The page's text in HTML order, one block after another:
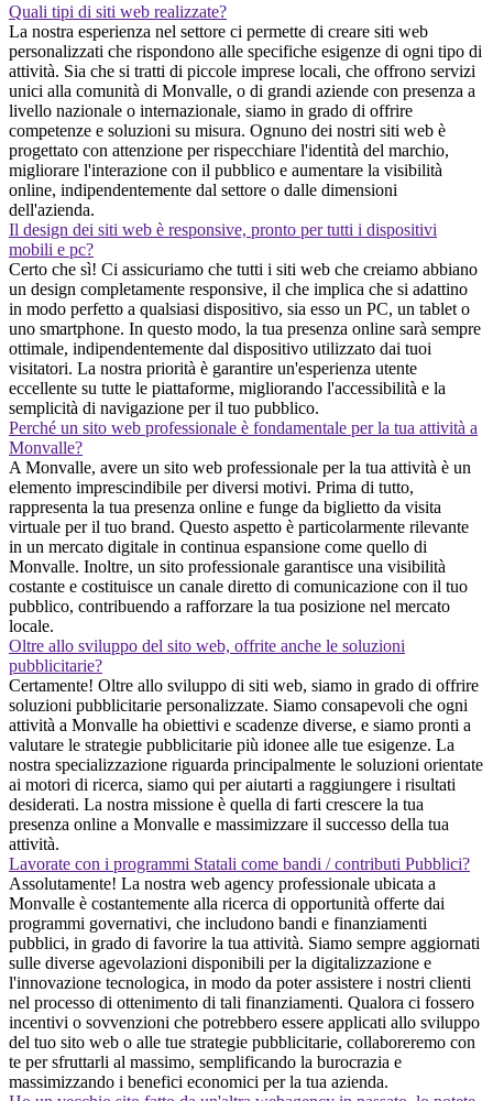
Quali tipi di siti web realizzate?
La nostra esperienza nel settore ci permette di creare siti web
personalizzati che rispondono alle specifiche esigenze di ogni tipo di
attività. Sia che si tratti di piccole imprese locali, che offrono servizi
unici alla comunità di Monvalle, o di grandi aziende con presenza a
livello nazionale o internazionale, siamo in grado di offrire
competenze e soluzioni su misura. Ognuno dei nostri siti web è
progettato con attenzione per rispecchiare l'identità del marchio,
migliorare l'interazione con il pubblico e aumentare la visibilità
online, indipendentemente dal settore o dalle dimensioni
dell'azienda.
Il design dei siti web è responsive, pronto per tutti i dispositivi
mobili e pc?
Certo che sì! Ci assicuriamo che tutti i siti web che creiamo abbiano
un design completamente responsive, il che implica che si adattino
in modo perfetto a qualsiasi dispositivo, sia esso un PC, un tablet o
uno smartphone. In questo modo, la tua presenza online sarà sempre
ottimale, indipendentemente dal dispositivo utilizzato dai tuoi
visitatori. La nostra priorità è garantire un'esperienza utente
eccellente su tutte le piattaforme, migliorando l'accessibilità e la
semplicità di navigazione per il tuo pubblico.
Perché un sito web professionale è fondamentale per la tua attività a
Monvalle?
A Monvalle, avere un sito web professionale per la tua attività è un
elemento imprescindibile per diversi motivi. Prima di tutto,
rappresenta la tua presenza online e funge da biglietto da visita
virtuale per il tuo brand. Questo aspetto è particolarmente rilevante
in un mercato digitale in continua espansione come quello di
Monvalle. Inoltre, un sito professionale garantisce una visibilità
costante e costituisce un canale diretto di comunicazione con il tuo
pubblico, contribuendo a rafforzare la tua posizione nel mercato
locale.
Oltre allo sviluppo del sito web, offrite anche le soluzioni
pubblicitarie?
Certamente! Oltre allo sviluppo di siti web, siamo in grado di offrire
soluzioni pubblicitarie personalizzate. Siamo consapevoli che ogni
attività a Monvalle ha obiettivi e scadenze diverse, e siamo pronti a
valutare le strategie pubblicitarie più idonee alle tue esigenze. La
nostra specializzazione riguarda principalmente le soluzioni orientate
ai motori di ricerca, siamo qui per aiutarti a raggiungere i risultati
desiderati. La nostra missione è quella di farti crescere la tua
presenza online a Monvalle e massimizzare il successo della tua
attività.
Lavorate con i programmi Statali come bandi / contributi Pubblici?
Assolutamente! La nostra web agency professionale ubicata a
Monvalle è costantemente alla ricerca di opportunità offerte dai
programmi governativi, che includono bandi e finanziamenti
pubblici, in grado di favorire la tua attività. Siamo sempre aggiornati
sulle diverse agevolazioni disponibili per la digitalizzazione e
l'innovazione tecnologica, in modo da poter assistere i nostri clienti
nel processo di ottenimento di tali finanziamenti. Qualora ci fossero
incentivi o sovvenzioni che potrebbero essere applicati allo sviluppo
del tuo sito web o alle tue strategie pubblicitarie, collaboreremo con
te per sfruttarli al massimo, semplificando la burocrazia e
massimizzando i benefici economici per la tua azienda.